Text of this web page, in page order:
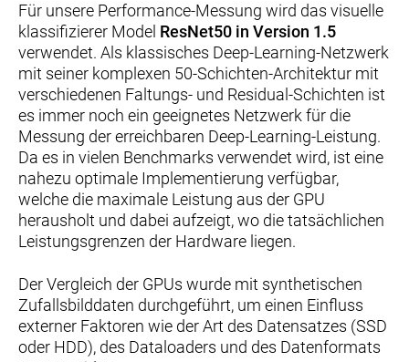
Für unsere Performance-Messung wird das visuelle
klassifizierer Model ResNet50 in Version 1.5
verwendet. Als klassisches Deep-Learning-Netzwerk
mit seiner komplexen 50-Schichten-Architektur mit
verschiedenen Faltungs- und Residual-Schichten ist
es immer noch ein geeignetes Netzwerk für die
Messung der erreichbaren Deep-Learning-Leistung.
Da es in vielen Benchmarks verwendet wird, ist eine
nahezu optimale Implementierung verfügbar,
welche die maximale Leistung aus der GPU
herausholt und dabei aufzeigt, wo die tatsächlichen
Leistungsgrenzen der Hardware liegen.
Der Vergleich der GPUs wurde mit synthetischen
Zufallsbilddaten durchgeführt, um einen Einfluss
externer Faktoren wie der Art des Datensatzes (SSD
oder HDD), des Dataloaders und des Datenformats